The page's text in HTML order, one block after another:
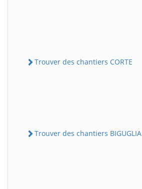
Trouver des chantiers CORTE
Trouver des chantiers BIGUGLIA